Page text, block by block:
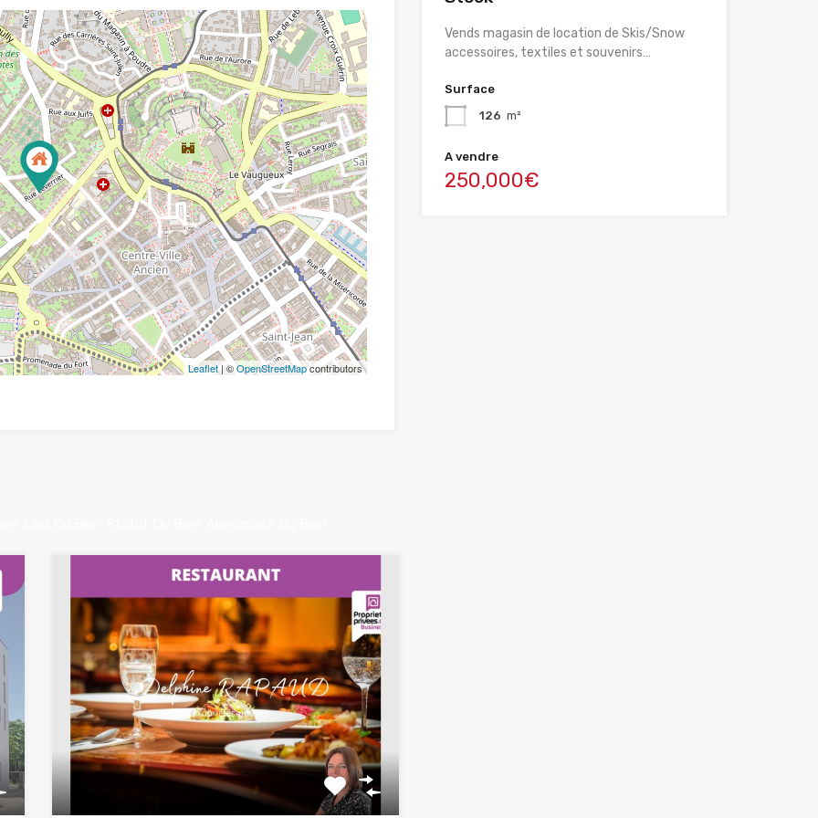
Leaflet| ©OpenStreetMapcontributors
Vends magasin de location de Skis/Snow
accessoires, textiles et souvenirs…
Surface
126 m²
A vendre
250,000€